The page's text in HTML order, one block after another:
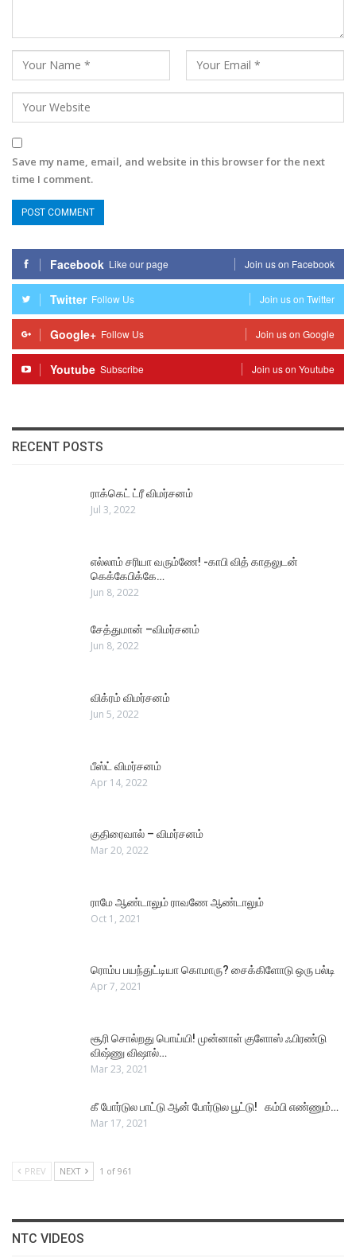
Save my name, email, and website in this browser for the next
time I comment.
Facebook Like our page Join us on Facebook
Twitter Follow Us Join us on Twitter
Google+ Follow Us Join us on Google
Youtube Subscribe Join us on Youtube
RECENT POSTS
ராக்கெட் ட்ரீ விமர்சனம்
Jul 3, 2022
எல்லாம் சரியா வரும்ணே! -காபி வித் காதலுடன்
கெக்கேபிக்கே…
Jun 8, 2022
சேத்துமான் –விமர்சனம்
Jun 8, 2022
விக்ரம் விமர்சனம்
Jun 5, 2022
பீஸ்ட் விமர்சனம்
Apr 14, 2022
குதிரைவால் – விமர்சனம்
Mar 20, 2022
ராமே ஆண்டாலும் ராவணே ஆண்டாலும்
Oct 1, 2021
ரொம்ப பயந்துட்டியா கொமாரு? சைக்கிளோடு ஒரு பல்டி
Apr 7, 2021
சூரி சொல்றது பொய்யி! முன்னாள் குளோஸ் ஃபிரண்டு
விஷ்ணு விஷால்…
Mar 23, 2021
கீ போர்டுல பாட்டு ஆன் போர்டுல பூட்டு! கம்பி எண்ணும்…
Mar 17, 2021
PREV NEXT 1 of 961
NTC VIDEOS